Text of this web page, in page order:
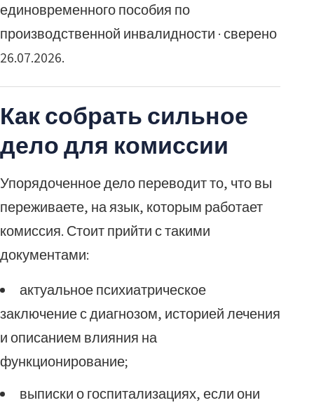
единовременного пособия по
производственной инвалидности · сверено
26.07.2026.
Как собрать сильное
дело для комиссии
Упорядоченное дело переводит то, что вы
переживаете, на язык, которым работает
комиссия. Стоит прийти с такими
документами:
актуальное психиатрическое
заключение с диагнозом, историей лечения
и описанием влияния на
функционирование;
выписки о госпитализациях, если они